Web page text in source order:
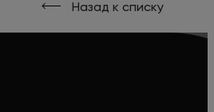
Назад к списку